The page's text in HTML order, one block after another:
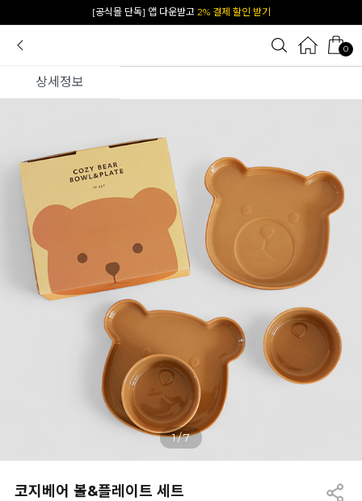
카카오 플친 추가하면1천원 즉시 할인 쿠폰
0
상세정보
1/7
코지베어 볼&플레이트 세트